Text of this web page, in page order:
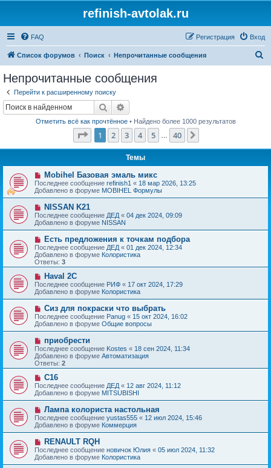
refinish-avtolak.ru
FAQ Вход
Регистрация
Список форумов Поиск Непрочитанные сообщения
Непрочитанные сообщения
Перейти к расширенному поиску
Поиск
Отметить всё как прочтённое• Найдено более 1000 результатов
Страница из 40
1 2 3 4 5 40
Темы
Н
о
в
о
е
с
о
о
б
щ
е
н
и
е
Mobihel Базовая эмаль микс
Последнее сообщение refinish1 « 18 мар 2026, 13:25
Добавлено в форуме MOBIHEL Формулы
Н
о
в
о
е
с
о
о
б
е
н
и
е
NISSAN K21
Последнее сообщение ДЕД « 04 дек 2024, 09:09
Добавлено в форуме NISSAN
Н
о
в
о
е
с
о
о
б
е
н
и
е
Есть предложения к точкам подбора
Последнее сообщение ДЕД « 01 дек 2024, 12:34
Добавлено в форуме Колористика
Ответы: 3
Н
о
в
о
с
о
о
б
щ
е
н
и
е
Haval 2C
Последнее сообщение РИФ « 17 окт 2024, 17:29
Добавлено в форуме Колористика
Н
о
в
о
с
о
о
б
е
н
и
е
Сиз для покраски что выбрать
Последнее сообщение Panug « 15 окт 2024, 16:02
Добавлено в форуме Общие вопросы
Н
о
в
о
е
с
о
б
е
н
и
е
приобрести
Последнее сообщение Kostes « 18 сен 2024, 11:34
Добавлено в форуме Автоматизация
Ответы: 2
Н
о
в
о
с
о
о
б
щ
е
н
и
C16
Последнее сообщение ДЕД « 12 авг 2024, 11:12
Добавлено в форуме MITSUBISHI
Н
о
в
о
е
с
о
о
б
Лампа колориста настольная
Последнее сообщение yustas555 « 12 июл 2024, 15:46
Добавлено в форуме Коммерция
Н
о
в
о
RENAULT RQH
Последнее сообщение новичок Юлия « 05 июл 2024, 11:32
Добавлено в форуме Колористика